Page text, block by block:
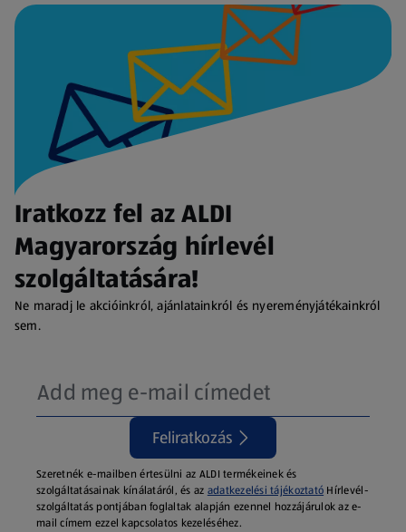
Iratkozz fel az ALDI
Magyarország hírlevél
szolgáltatására!
Ne maradj le akcióinkról, ajánlatainkról és nyereményjátékainkról
sem.
Feliratkozás
Szeretnék e-mailben értesülni az ALDI termékeinek és
szolgáltatásainak kínálatáról, és az adatkezelési tájékoztató Hírlevél-
szolgáltatás pontjában foglaltak alapján ezennel hozzájárulok az e-
mail címem ezzel kapcsolatos kezeléséhez.